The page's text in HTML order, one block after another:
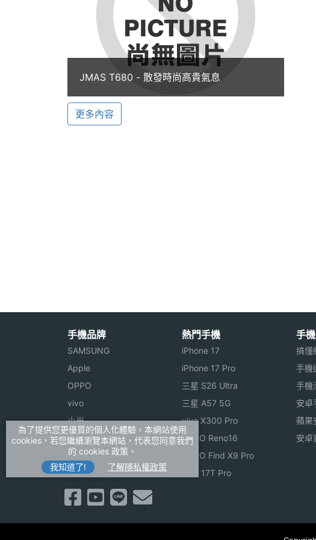
◎ 40 和絃鈴聲，可自編鈴聲樂器
◎ 相片編輯器、來電大頭貼
◎ 支援閃光燈並可作手電筒使用
◎ 照片可儲存於外部螢幕作為外部桌布
◎ 人性化鬧鈴貪睡功能
◎ 4 MB 使用者記憶空間供儲存多媒體檔案
JMAS T680 - 散發時尚高貴氣息
更多內容
手機品牌
SAMSUNG
Apple
OPPO
vivo
小米
ASUS
Sony
realme
熱門手機
iPhone 17
iPhone 17 Pro
三星 S26 Ultra
三星 A57 5G
vivo X300 Pro
OPPO Reno16
OPPO Find X9 Pro
小米 17T Pro
手
搞懂
手機
手機
安卓
蘋果
安卓
為了提供您更優質的個人化體驗，本網站使用
cookies，若您繼續瀏覽本網站，代表您同意我們
的 cookies 政策。
我知道了!
了解隱私權政策